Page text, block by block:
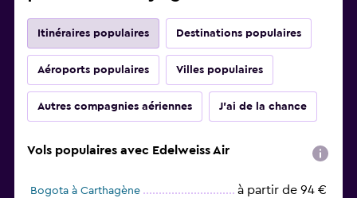
Itinéraires populaires Destinations populaires
Aéroports populaires Villes populaires
Autres compagnies aériennes J'ai de la chance
Vols populaires avec Edelweiss Air
Bogota à Carthagène à partir de 94 €